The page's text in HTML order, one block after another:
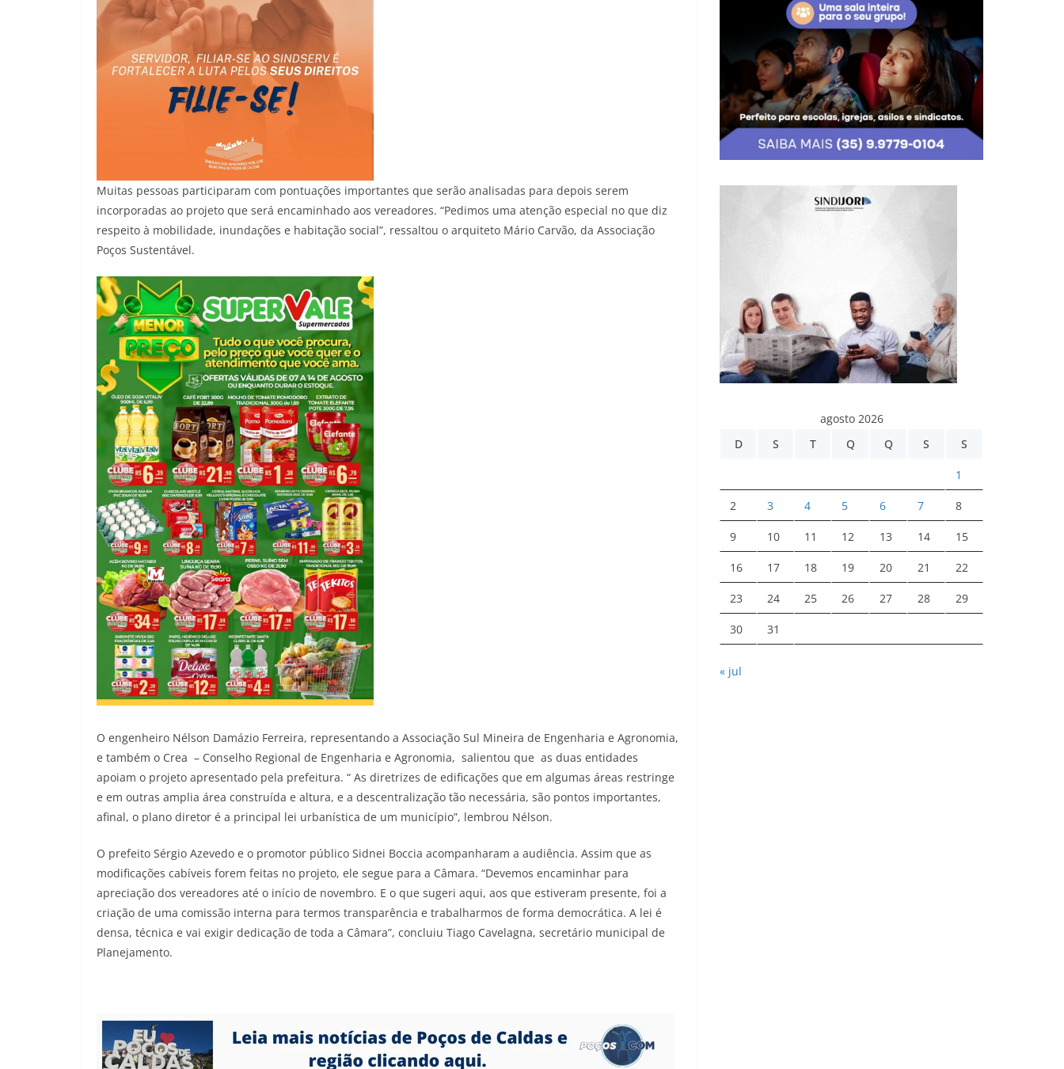
Muitas pessoas participaram com pontuações importantes que serão analisadas para depois serem
incorporadas ao projeto que será encaminhado aos vereadores. “Pedimos uma atenção especial no que diz
respeito à mobilidade, inundações e habitação social”, ressaltou o arquiteto Mário Carvão, da Associação
Poços Sustentável.
O engenheiro Nélson Damázio Ferreira, representando a Associação Sul Mineira de Engenharia e Agronomia,
e também o Crea – Conselho Regional de Engenharia e Agronomia, salientou que as duas entidades
apoiam o projeto apresentado pela prefeitura. “ As diretrizes de edificações que em algumas áreas restringe
e em outras amplia área construída e altura, e a descentralização tão necessária, são pontos importantes,
afinal, o plano diretor é a principal lei urbanística de um município”, lembrou Nélson.
O prefeito Sérgio Azevedo e o promotor público Sidnei Boccia acompanharam a audiência. Assim que as
modificações cabíveis forem feitas no projeto, ele segue para a Câmara. “Devemos encaminhar para
apreciação dos vereadores até o início de novembro. E o que sugeri aqui, aos que estiveram presente, foi a
criação de uma comissão interna para termos transparência e trabalharmos de forma democrática. A lei é
densa, técnica e vai exigir dedicação de toda a Câmara”, concluiu Tiago Cavelagna, secretário municipal de
Planejamento.
agosto 2026
D
S T Q Q S S
1
2 3 4 5 6 7 8
9 10 11 12 13 14 15
16 17 18 19 20 21 22
23 24 25 26 27 28 29
30 31
« jul